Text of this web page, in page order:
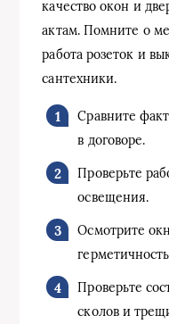
качество окон и
актам. Помните о
работа розеток и
сантехники.
Сравните
в договоре.
Проверьте
освещения.
Осмотрите
Проверьте
сколов и